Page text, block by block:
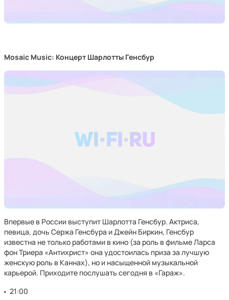
Mosaic Music: Концерт Шарлотты Генсбур
Впервые в России выступит Шарлотта Генсбур. Актриса,
певица, дочь Сержа Генсбура и Джейн Биркин, Генсбур
известна не только работами в кино (за роль в фильме Ларса
фон Триера «Антихрист» она удостоилась приза за лучшую
женскую роль в Каннах), но и насыщенной музыкальной
карьерой. Приходите послушать сегодня в «Гараж».
21:00